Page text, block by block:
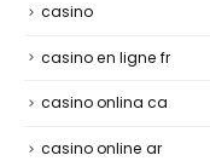
casino
casino en ligne fr
casino onlina ca
casino online ar